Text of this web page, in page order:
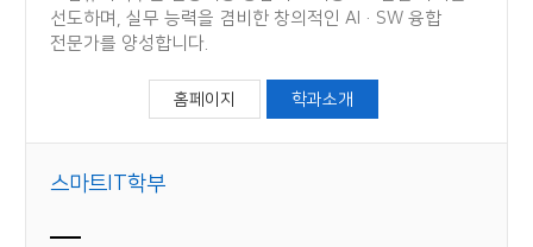
선도하며, 실무 능력을 겸비한 창의적인 AI·SW 융합
전문가를 양성합니다.
홈페이지 학과소개
스마트IT학부